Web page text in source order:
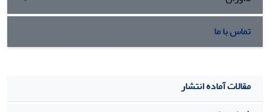
تماس با ما
مقالات آماده انتشار